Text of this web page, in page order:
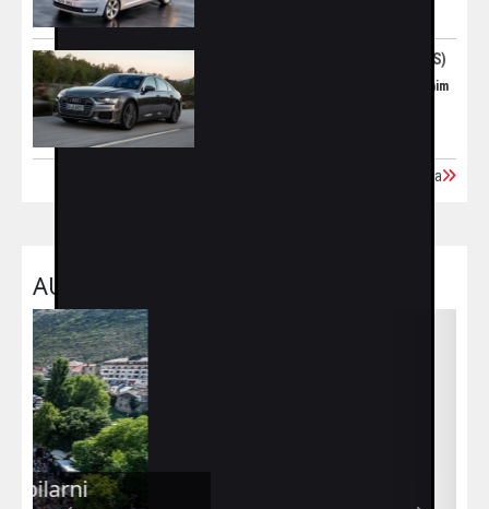
Audi A6 (2018–2023) 40 TDI (204 KS)
Klasična poslovna limuzina sa savremenim
Učitaj još polovnih vozila
AUTO MOTO SPORT